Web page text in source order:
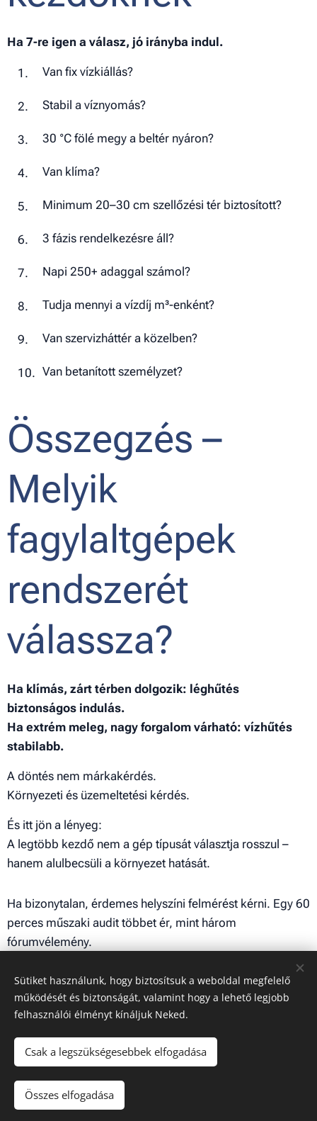
Ha 7-re igen a válasz, jó irányba indul.
Van fix vízkiállás?
Stabil a víznyomás?
30 °C fölé megy a beltér nyáron?
Van klíma?
Minimum 20–30 cm szellőzési tér biztosított?
3 fázis rendelkezésre áll?
Napi 250+ adaggal számol?
Tudja mennyi a vízdíj m³-enként?
Van szervizháttér a közelben?
Van betanított személyzet?
Összegzés –
Melyik
fagylaltgépek
rendszerét
válassza?
Ha klímás, zárt térben dolgozik: léghűtés
biztonságos indulás.
Ha extrém meleg, nagy forgalom várható: vízhűtés
stabilabb.
A döntés nem márkakérdés.
Környezeti és üzemeltetési kérdés.
És itt jön a lényeg:
A legtöbb kezdő nem a gép típusát választja rosszul –
hanem alulbecsüli a környezet hatását.
Ha bizonytalan, érdemes helyszíni felmérést kérni. Egy 60
perces műszaki audit többet ér, mint három
fórumvélemény.
Az oldalt a
Sütiket használunk, hogy biztosítsuk a weboldal megfelelő
működését és biztonságát, valamint hogy a lehető legjobb
felhasználói élményt kínáljuk Neked.
Csak a legszükségesebbek elfogadása
Összes elfogadása